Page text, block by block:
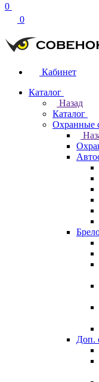
0
0
Кабинет
Каталог
Назад
Каталог
Охранные
Доп.